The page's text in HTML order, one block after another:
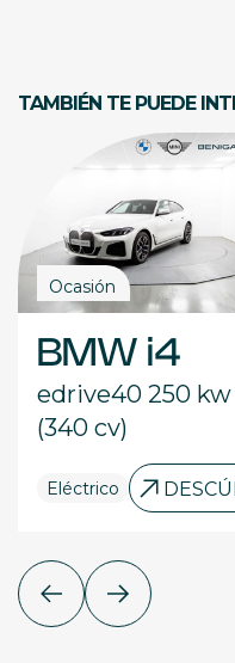
TAMBIÉN TE PUEDE
Ocasión
BMW i4
edrive40 250 kw
(340 cv)
Eléctrico